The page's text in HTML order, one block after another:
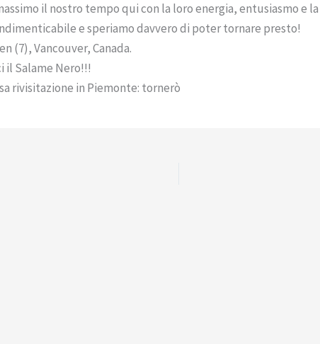
il nostro tempo qui con la loro energia, entusiasmo e
e speriamo davvero di poter tornare presto!
(7), Vancouver, Canada.
il Salame Nero!!!
rivisitazione in Piemonte: tornerò